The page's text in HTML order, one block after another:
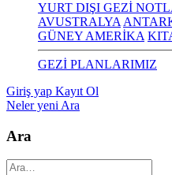
YURT DIŞI GEZİ
AVUSTRALYA
GÜNEY AMERİKA
GEZİ PLANLARIMIZ
Giriş yap Kayıt Ol
Neler yeni Ara
Ara